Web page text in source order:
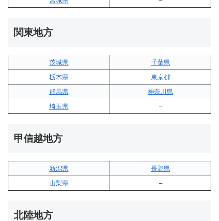
関東地方
茨城県
千葉県
栃木県
東京都
群馬県
神奈川県
埼玉県
–
甲信越地方
新潟県
長野県
山梨県
–
北陸地方